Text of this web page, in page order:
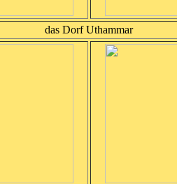
das Dorf Uthammar